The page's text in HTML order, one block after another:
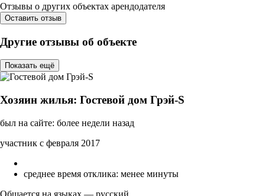
Отзывы о других объектах арендодателя
Оставить отзыв
Другие отзывы об объекте
Показать ещё
Хозяин жилья: Гостевой дом Грэй-S
был на сайте: более недели назад
участник с февраля 2017
среднее время отклика: менее минуты
Общается на языках — русский